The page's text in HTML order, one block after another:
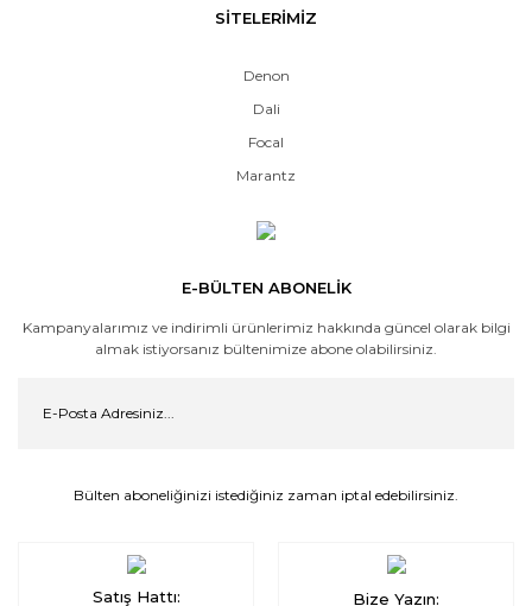
SİTELERİMİZ
Denon
Dali
Focal
Marantz
E-BÜLTEN ABONELİK
Kampanyalarımız ve indirimli ürünlerimiz hakkında güncel olarak bilgi
almak istiyorsanız bültenimize abone olabilirsiniz.
Bülten aboneliğinizi istediğiniz zaman iptal edebilirsiniz.
Satış Hattı: Bize Yazın: